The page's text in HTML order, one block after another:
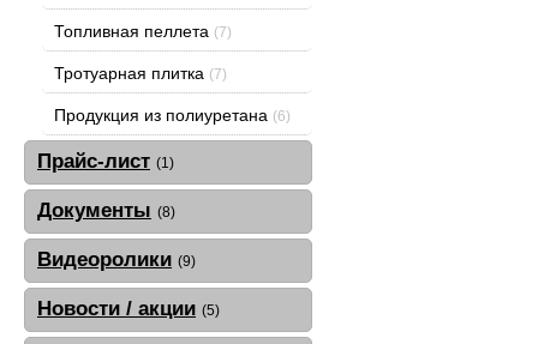
Топливная пеллета (7)
Тротуарная плитка (7)
Продукция из полиуретана (6)
Прайс-лист (1)
Документы (8)
Видеоролики (9)
Новости / акции (5)